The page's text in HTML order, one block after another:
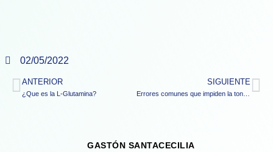
02/05/2022
ANTERIOR
¿Que es la L-Glutamina?
SIGUIENTE
Errores comunes que impiden la tonificación de los músculos
GASTÓN SANTACECILIA